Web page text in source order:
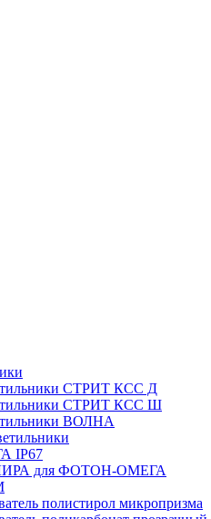
СТРИТ КСС Д
СТРИТ КСС Ш
ВОЛНА
IP67
для ФОТОН-ОМЕГА
полистирол микропризма